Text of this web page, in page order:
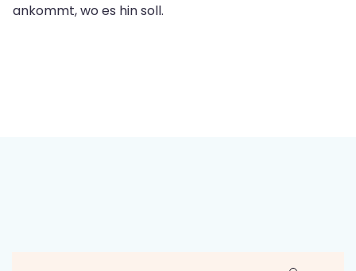
ankommt, wo es hin soll.